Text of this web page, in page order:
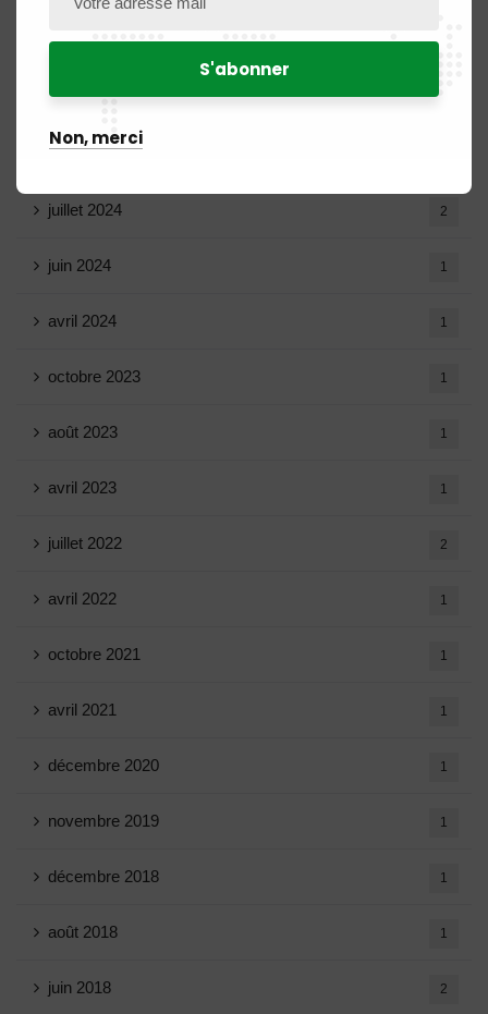
mars 2025 15
février 2025
janvier 2025
juillet 2024 2
juin 2024 1
avril 2024 1
octobre 2023 1
août 2023 1
avril 2023 1
juillet 2022 2
avril 2022 1
octobre 2021 1
avril 2021 1
décembre 2020 1
novembre 2019 1
décembre 2018 1
août 2018 1
juin 2018 2
Non, merci